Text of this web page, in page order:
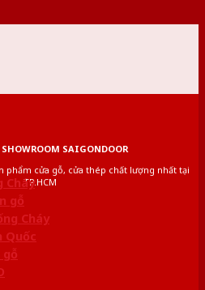
SAIGONDOOR
phẩm cửa gỗ, cửa thép chất lượng nhất tại
TP.HCM
Cháy
gỗ
Cháy
Quốc
gỗ